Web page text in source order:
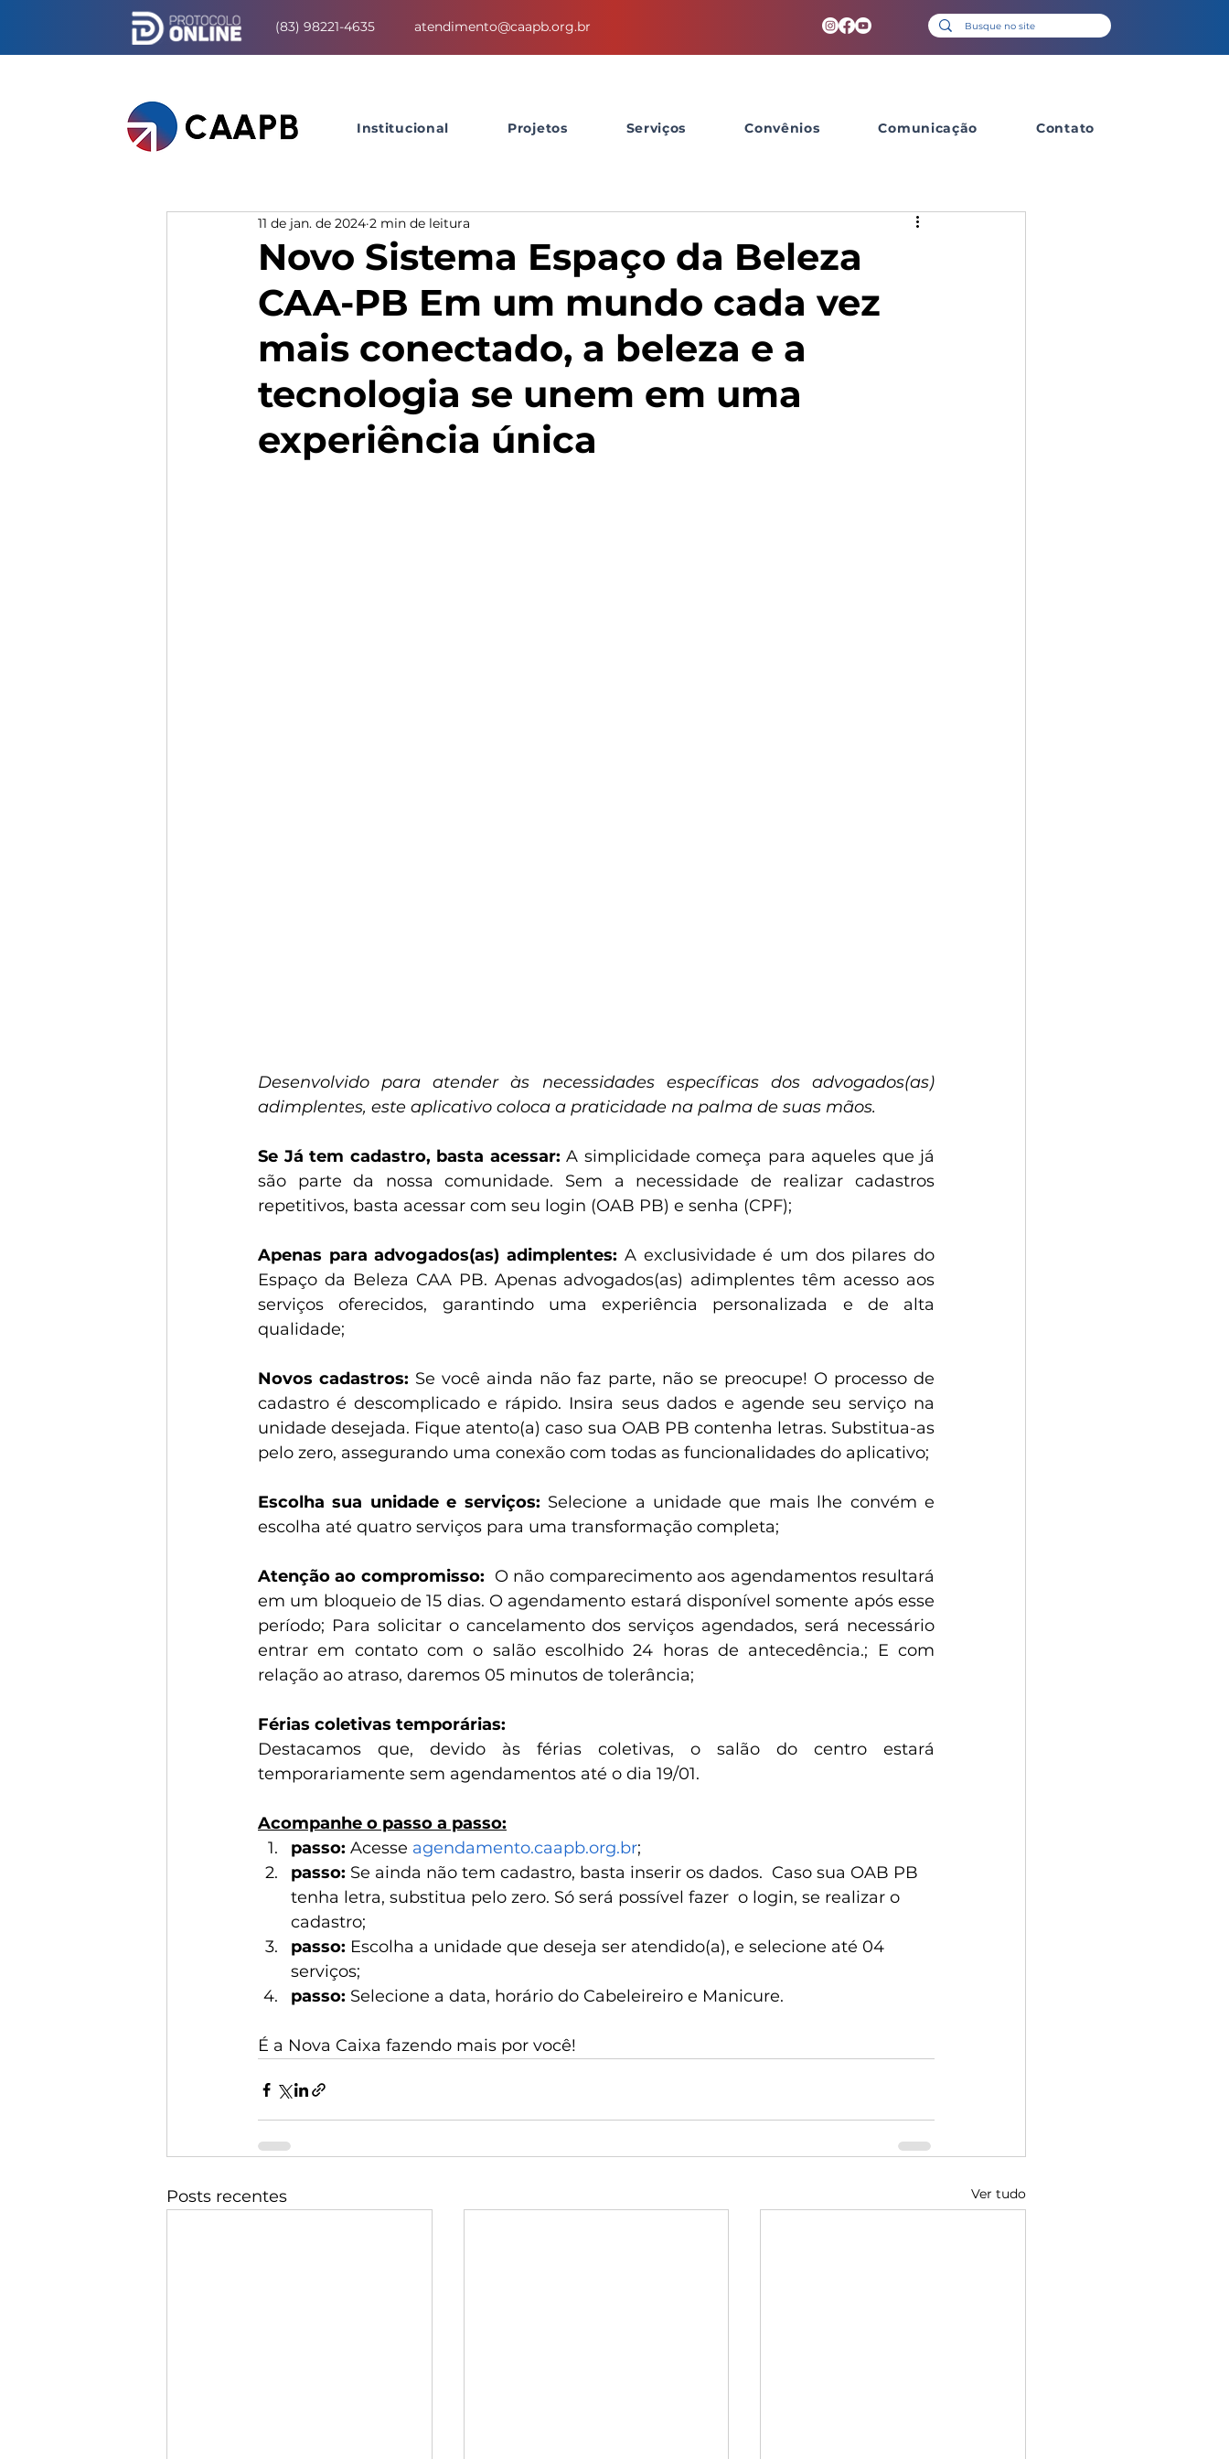
(83) 98221-4635 atendimento@caapb.org.br
Institucional Projetos Serviços Convênios Comunicação Contato
Novo Sistema Espaço da Beleza
CAA-PB Em um mundo cada vez
mais conectado, a beleza e a
tecnologia se unem em uma
experiência única
11 de jan. de 2024 2 min de leitura
Desenvolvido para atender às necessidades específicas dos advogados(as)
adimplentes, este aplicativo coloca a praticidade na palma de suas mãos.
Se Já tem cadastro, basta acessar: A simplicidade começa para aqueles que já
são parte da nossa comunidade. Sem a necessidade de realizar cadastros
repetitivos, basta acessar com seu login (OAB PB) e senha (CPF);
Apenas para advogados(as) adimplentes: A exclusividade é um dos pilares do
Espaço da Beleza CAA PB. Apenas advogados(as) adimplentes têm acesso aos
serviços oferecidos, garantindo uma experiência personalizada e de alta
qualidade;
Novos cadastros: Se você ainda não faz parte, não se preocupe! O processo de
cadastro é descomplicado e rápido. Insira seus dados e agende seu serviço na
unidade desejada. Fique atento(a) caso sua OAB PB contenha letras. Substitua-as
pelo zero, assegurando uma conexão com todas as funcionalidades do aplicativo;
Escolha sua unidade e serviços: Selecione a unidade que mais lhe convém e
escolha até quatro serviços para uma transformação completa;
Atenção ao compromisso: O não comparecimento aos agendamentos resultará
em um bloqueio de 15 dias. O agendamento estará disponível somente após esse
período; Para solicitar o cancelamento dos serviços agendados, será necessário
entrar em contato com o salão escolhido 24 horas de antecedência.; E com
relação ao atraso, daremos 05 minutos de tolerância;
Férias coletivas temporárias:
Destacamos que, devido às férias coletivas, o salão do centro estará
temporariamente sem agendamentos até o dia 19/01.
Acompanhe o passo a passo:
passo: Acesse agendamento.caapb.org.br;
passo: Se ainda não tem cadastro, basta inserir os dados.  Caso sua OAB PB
tenha letra, substitua pelo zero. Só será possível fazer  o login, se realizar o
cadastro;
passo: Escolha a unidade que deseja ser atendido(a), e selecione até 04
serviços;
passo: Selecione a data, horário do Cabeleireiro e Manicure.
É a Nova Caixa fazendo mais por você!
Posts recentes Ver tudo